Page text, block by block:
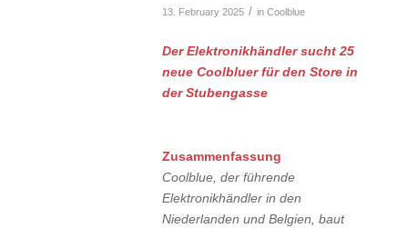
13. February 2025 / in Coolblue
Der Elektronikhändler sucht 25
neue Coolbluer für den Store in
der Stubengasse
Zusammenfassung
Coolblue, der führende
Elektronikhändler in den
Niederlanden und Belgien, baut